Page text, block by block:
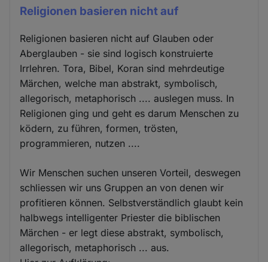
Religionen basieren nicht auf
Religionen basieren nicht auf Glauben oder
Aberglauben - sie sind logisch konstruierte
Irrlehren. Tora, Bibel, Koran sind mehrdeutige
Märchen, welche man abstrakt, symbolisch,
allegorisch, metaphorisch .... auslegen muss. In
Religionen ging und geht es darum Menschen zu
ködern, zu führen, formen, trösten,
programmieren, nutzen ....
Wir Menschen suchen unseren Vorteil, deswegen
schliessen wir uns Gruppen an von denen wir
profitieren können. Selbstverständlich glaubt kein
halbwegs intelligenter Priester die biblischen
Märchen - er legt diese abstrakt, symbolisch,
allegorisch, metaphorisch ... aus.